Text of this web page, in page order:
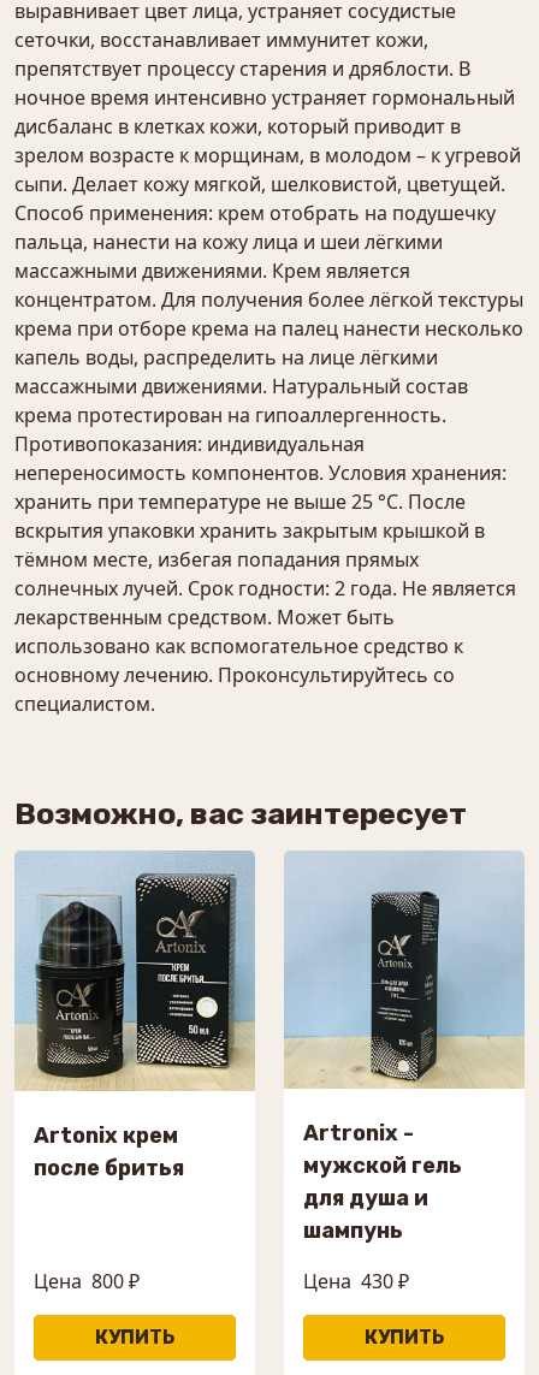
выравнивает цвет лица, устраняет сосудистые
сеточки, восстанавливает иммунитет кожи,
препятствует процессу старения и дряблости. В
ночное время интенсивно устраняет гормональный
дисбаланс в клетках кожи, который приводит в
зрелом возрасте к морщинам, в молодом – к угревой
сыпи. Делает кожу мягкой, шелковистой, цветущей.
Способ применения: крем отобрать на подушечку
пальца, нанести на кожу лица и шеи лёгкими
массажными движениями. Крем является
концентратом. Для получения более лёгкой текстуры
крема при отборе крема на палец нанести несколько
капель воды, распределить на лице лёгкими
массажными движениями. Натуральный состав
крема протестирован на гипоаллергенность.
Противопоказания: индивидуальная
непереносимость компонентов. Условия хранения:
хранить при температуре не выше 25 °С. После
вскрытия упаковки хранить закрытым крышкой в
тёмном месте, избегая попадания прямых
солнечных лучей. Срок годности: 2 года. Не является
лекарственным средством. Может быть
использовано как вспомогательное средство к
основному лечению. Проконсультируйтесь со
специалистом.
Возможно, вас заинтересует
Artonix крем
после бритья
Цена 800 ₽
Artronix -
мужской гель
для душа и
шампунь
Цена 430 ₽